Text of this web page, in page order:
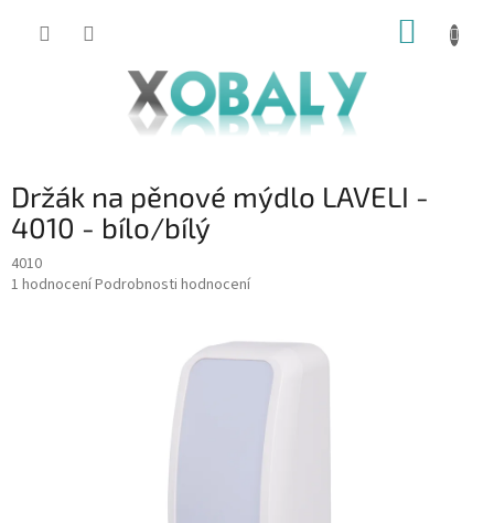
KOŠÍK
Držák na pěnové mýdlo LAVELI -
4010 - bílo/bílý
4010
Průměrné
1 hodnoceníPodrobnosti hodnocení